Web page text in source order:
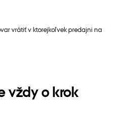
vrátiť v ktorejkoľvek predajni na
vždy o krok